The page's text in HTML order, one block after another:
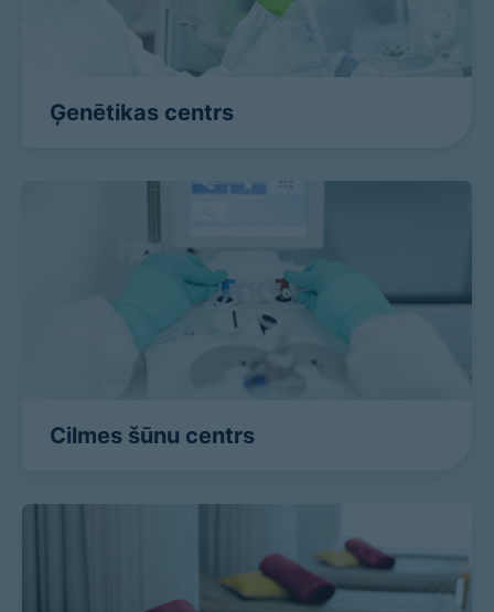
Ģenētikas centrs
Cilmes šūnu centrs